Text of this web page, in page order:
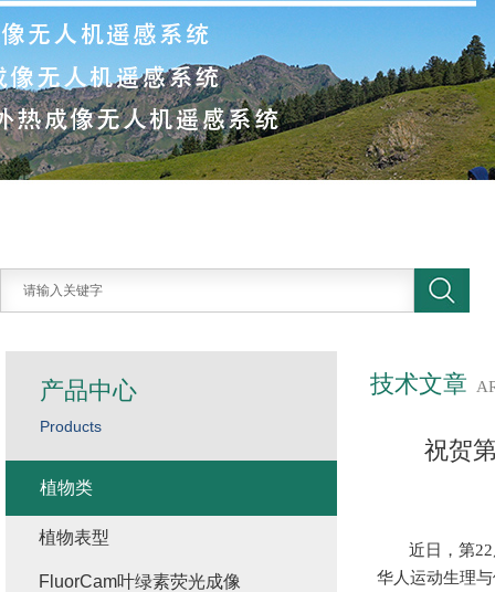
技术文章
祝贺
近日， 第22
华人运动生理
产品中心
Products
植物类
植物表型
FluorCam叶绿素荧光成像